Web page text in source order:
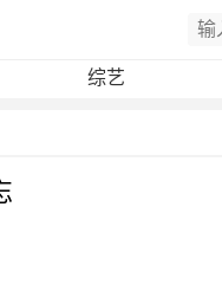
综艺